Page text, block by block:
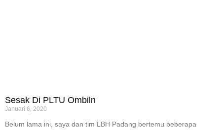
Sesak Di PLTU Ombiln
Januari 6, 2020
Belum lama ini, saya dan tim LBH Padang bertemu beberapa